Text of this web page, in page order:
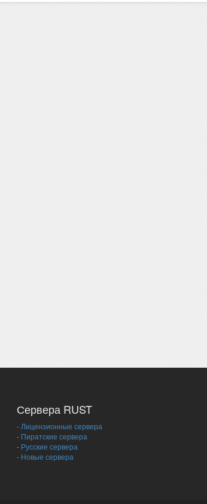
-Лицензионные сервера
Пиратские сервера
Русские сервера
Новые сервера